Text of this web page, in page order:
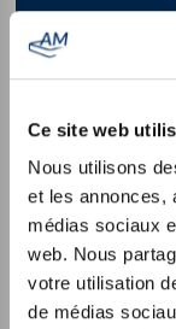
Ce site web
Nous utilisons
et les annonces,
médias sociaux
web. Nous
votre utilisation
de médias
à
Mousse de
Housse de